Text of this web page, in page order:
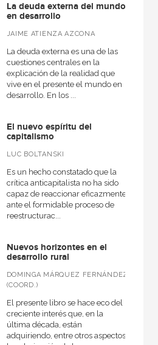
La deuda externa del mundo
en desarrollo
JAIME ATIENZA AZCONA
La deuda externa es una de las
cuestiones centrales en la
explicación de la realidad que
vive en el presente el mundo en
desarrollo. En los ...
El nuevo espíritu del
capitalismo
LUC BOLTANSKI
Es un hecho constatado que la
crítica anticapitalista no ha sido
capaz de reaccionar eficazmente
ante el formidable proceso de
reestructurac...
Nuevos horizontes en el
desarrollo rural
DOMINGA MÁRQUEZ FERNÁNDEZ
(COORD.)
El presente libro se hace eco del
creciente interés que, en la
última década, están
adquiriendo, entre otros aspectos,